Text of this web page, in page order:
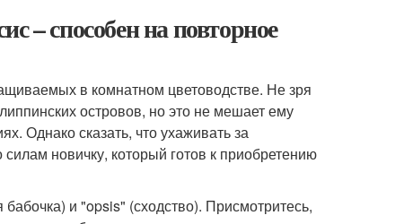
– способен на повторное
в комнатном цветоводстве. Не зря
островов, но это не мешает ему
Однако сказать, что ухаживать за
новичку, который готов к приобретению
и "opsis" (сходство). Присмотритесь,